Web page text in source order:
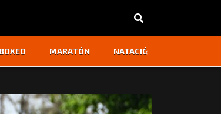
BOXEO MARATÓN NATACIÓN
‹ ›